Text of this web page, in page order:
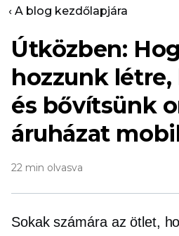
‹ A blog kezdőlapjára
Útközben:
hozzunk
és bővítsünk
áruházat
22 min olvasva
Sokak számára az ötlet,